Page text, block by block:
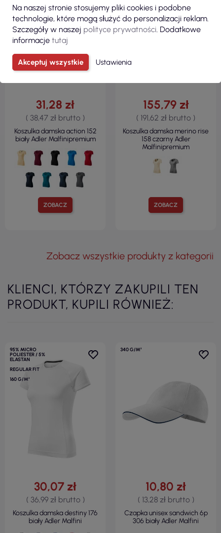
ZOBACZ
31,28 zł
( 38,47 zł brutto )
Koszulka damska action 152
biały Adler Malfinipremium
ZOBACZ
155,79 zł
( 191,62 zł brutto )
Koszulka damska merino rise
158 czarny Adler
Malfinipremium
Zobacz wszystkie produkty z kategorii
KLIENCI, KTÓRZY ZAKUPILI TEN
PRODUKT, KUPILI RÓWNIEŻ:
95% MICRO
POLIESTER / 5%
ELASTAN
REGULAR FIT
160 G/M²
30,07 zł
( 36,99 zł brutto )
Koszulka damska destiny 176
biały Adler Malfini
340 G/M²
10,80 zł
( 13,28 zł brutto )
Czapka unisex sandwich 6p
306 biały Adler Malfini
Na naszej stronie stosujemy pliki cookies i podobne
technologie, które mogą służyć do personalizacji reklam.
Szczegóły w naszej polityce prywatności. Dodatkowe
informacje tutaj
Akceptuj wszystkie Ustawienia